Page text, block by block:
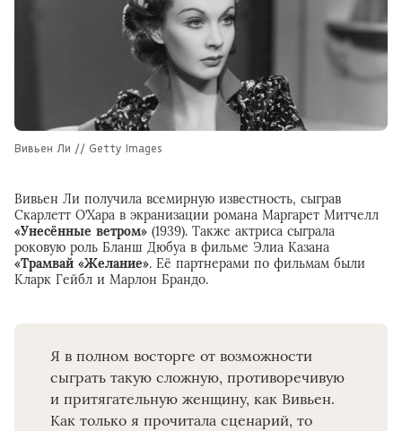
Вивьен Ли // Getty Images
Вивьен Ли получила всемирную известность, сыграв
Скарлетт О’Хара в экранизации романа Маргарет Митчелл
«Унесённые ветром» (1939). Также актриса сыграла
роковую роль Бланш Дюбуа в фильме Элиа Казана
«Трамвай «Желание». Её партнерами по фильмам были
Кларк Гейбл и Марлон Брандо.
Я в полном восторге от возможности
сыграть такую сложную, противоречивую
и притягательную женщину, как Вивьен.
Как только я прочитала сценарий, то